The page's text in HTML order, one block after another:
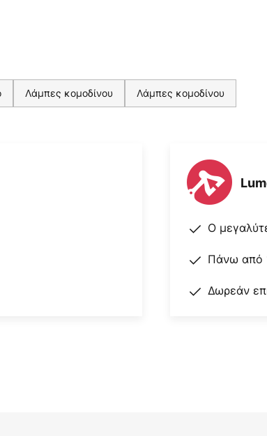
Λάμπες κομοδίνου Λάμπες κομοδίνου
Ο
Πάνω από
Δωρεάν